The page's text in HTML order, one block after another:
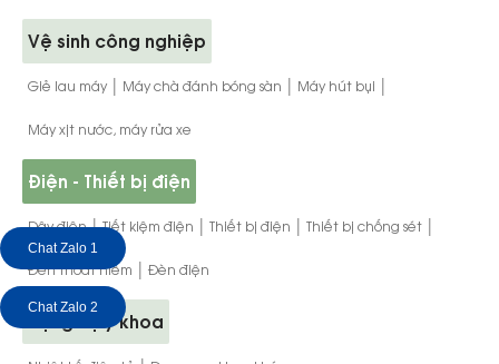
Vệ sinh công nghiệp
Giẻ lau máy | Máy chà đánh bóng sàn | Máy hút bụi |
Máy xịt nước, máy rửa xe
Điện - Thiết bị điện
Dây điện | Tiết kiệm điện | Thiết bị điện | Thiết bị chống sét |
Đèn thoát hiểm | Đèn điện
Dụng cụ y khoa
Chat Zalo 1
Chat Zalo 2